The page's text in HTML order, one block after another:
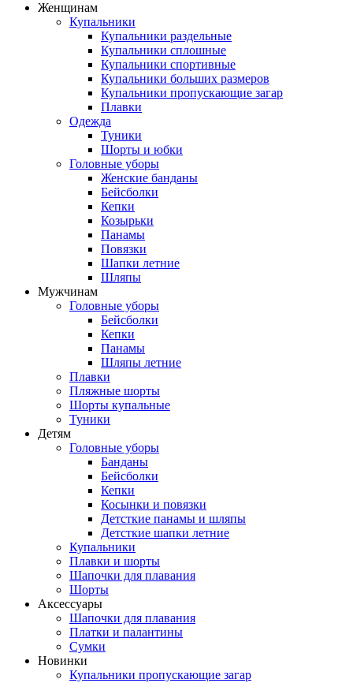
Женщинам
Купальники
Купальники раздельные
Купальники сплошные
Купальники спортивные
Купальники больших размеров
Купальники пропускающие загар
Плавки
Одежда
Туники
Шорты и юбки
Головные уборы
Женские банданы
Бейсболки
Кепки
Козырьки
Панамы
Повязки
Шапки летние
Шляпы
Мужчинам
Головные уборы
Бейсболки
Кепки
Панамы
Шляпы летние
Плавки
Пляжные шорты
Шорты купальные
Туники
Детям
Головные уборы
Банданы
Бейсболки
Кепки
Косынки и повязки
Детсткие панамы и шляпы
Детсткие шапки летние
Купальники
Плавки и шорты
Шапочки для плавания
Шорты
Аксессуары
Шапочки для плавания
Платки и палантины
Сумки
Новинки
Купальники пропускающие загар